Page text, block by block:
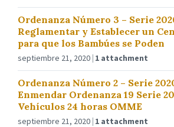
Ordenanza Número 3 – Serie
Reglamentar y Establecer un
para que los Bambúes se Poden
septiembre 21, 2020 1 attachment
Ordenanza Número 2 – Serie
Enmendar Ordenanza 19 Serie
Vehículos 24 horas OMME
septiembre 21, 2020 1 attachment